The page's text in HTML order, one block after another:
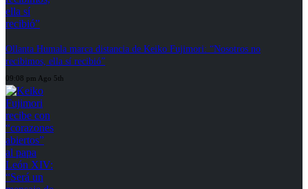
Ollanta Humala marca distancia de Keiko Fujimori: “Nosotros no
recibimos, ella sí recibió”
09:08 pm Ago 5th